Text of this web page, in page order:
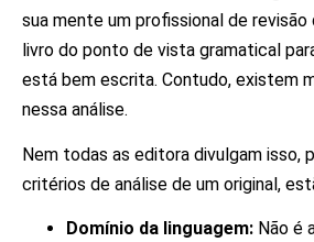
sua mente um profissional de revisão
livro do ponto de vista gramatical
está bem escrita. Contudo, existem
nessa análise.
Nem todas as editora divulgam isso,
critérios de análise de um original,
Domínio da linguagem: Não é